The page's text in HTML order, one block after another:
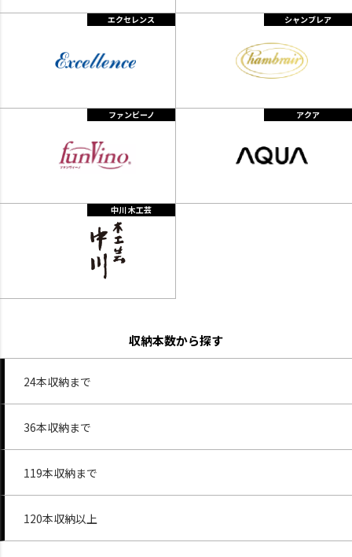
エクセレンス シャンブレア
ファンビーノ アクア
中川 木工芸
収納本数から探す
24本収納まで
36本収納まで
119本収納まで
120本収納以上